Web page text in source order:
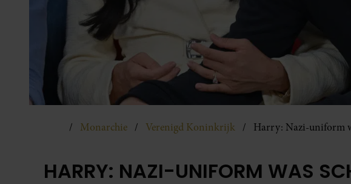
Monarchie Verenigd Koninkrijk Harry: Nazi-uniform
HARRY: NAZI-UNIFORM WAS